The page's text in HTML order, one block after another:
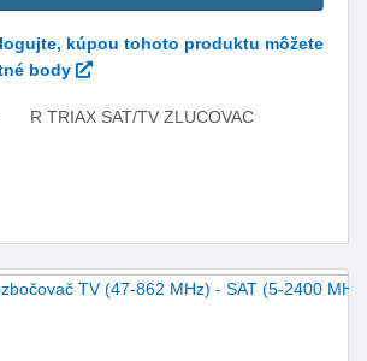
kúpou tohoto produktu môžete
body
R TRIAX SAT/TV ZLUCOVAC